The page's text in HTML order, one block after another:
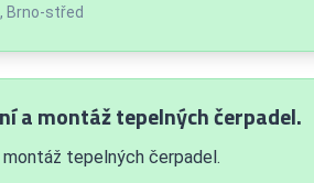
Brno-střed
a montáž tepelných čerpadel.
montáž tepelných čerpadel.